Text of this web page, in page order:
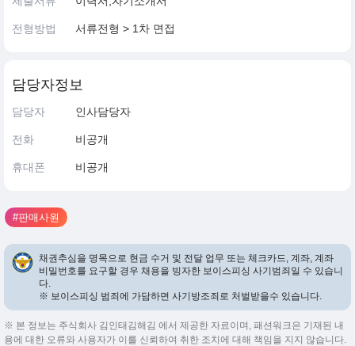
전형방법 서류전형 > 1차 면접
담당자정보
담당자 인사담당자
전화 비공개
휴대폰 비공개
#판매사원
채권추심을 명목으로 현금 수거 및 전달 업무 또는 체크카드, 계좌, 계좌
비밀번호를 요구할 경우 채용을 빙자한 보이스피싱 사기범죄일 수 있습니
다.
※ 보이스피싱 범죄에 가담하면 사기방조죄로 처벌받을수 있습니다.
※ 본 정보는 주식회사 김인태김해김 에서 제공한 자료이며, 패션워크은 기재된 내
용에 대한 오류와 사용자가 이를 신뢰하여 취한 조치에 대해 책임을 지지 않습니다.